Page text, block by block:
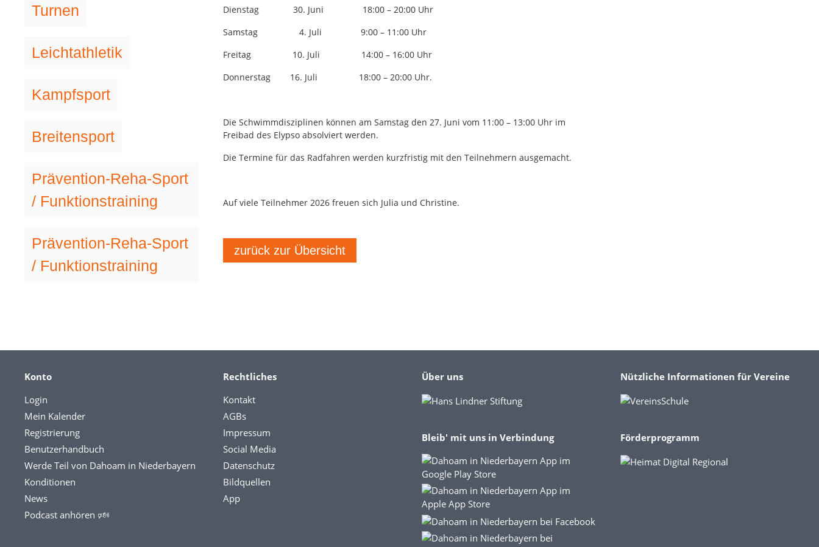
Turnen
Leichtathletik
Kampfsport
Breitensport
Prävention-Reha-Sport
/ Funktionstraining
Prävention-Reha-Sport
/ Funktionstraining
Dienstag 30. Juni 18:00 – 20:00 Uhr
Samstag 4. Juli 9:00 – 11:00 Uhr
Freitag 10. Juli 14:00 – 16:00 Uhr
Donnerstag 16. Juli 18:00 – 20:00 Uhr.
Die Schwimmdisziplinen können am Samstag den 27. Juni vom 11:00 – 13:00 Uhr im
Freibad des Elypso absolviert werden.
Die Termine für das Radfahren werden kurzfristig mit den Teilnehmern ausgemacht.
Auf viele Teilnehmer 2026 freuen sich Julia und Christine.
zurück zur Übersicht
Konto
Login
Mein Kalender
Registrierung
Benutzerhandbuch
Werde Teil von Dahoam in Niederbayern
Konditionen
News
Podcast anhören 🕬
Rechtliches
Kontakt
AGBs
Impressum
Social Media
Datenschutz
Bildquellen
App
Über uns
Bleib' mit uns in Verbindung
Nützliche Informationen für Vereine
Förderprogramm